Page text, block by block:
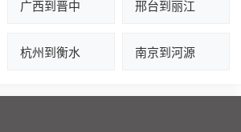
广西到晋中 邢台到丽江
杭州到衡水 南京到河源